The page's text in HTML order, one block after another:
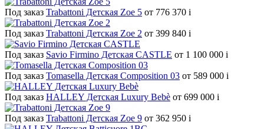
Под заказ Trabattoni Детская Zoe 5 от 776 370 i
Под заказ Trabattoni Детская Zoe 2 от 399 840 i
Под заказ Savio Firmino Детская CASTLE от 1 100 000 i
Под заказ Tomasella Детская Composition 03 от 589 000 i
Под заказ HALLEY Детская Luxury Bebè от 699 000 i
Под заказ Trabattoni Детская Zoe 9 от 362 950 i